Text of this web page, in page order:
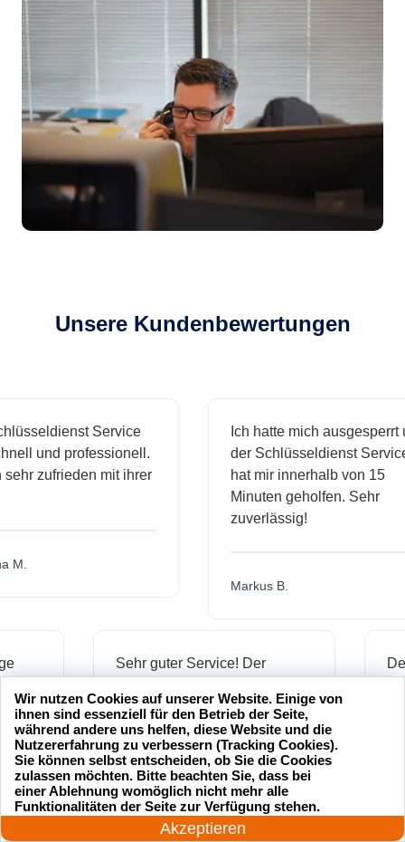
Unsere Kundenbewertungen
Service
und professionell.
zufrieden mit ihrer
Ich hatte mich ausgesperrt und
der Schlüsseldienst Service
hat mir innerhalb von 15
Minuten geholfen. Sehr
zuverlässig!
Markus B.
Sehr guter Service! Der
und hat mir schnell geholfen,
als ich meine Schlüssel
verloren hatte.
Jonas M.
24 Stunden am Tag
Akzeptieren
Wir nutzen Cookies auf unserer Website. Einige von
ihnen sind essenziell für den Betrieb der Seite,
während andere uns helfen, diese Website und die
Nutzererfahrung zu verbessern (Tracking Cookies).
Sie können selbst entscheiden, ob Sie die Cookies
zulassen möchten. Bitte beachten Sie, dass bei
einer Ablehnung womöglich nicht mehr alle
Funktionalitäten der Seite zur Verfügung stehen.